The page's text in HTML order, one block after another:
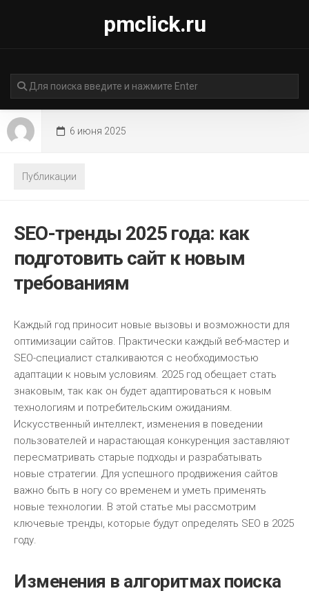
pmclick.ru
6 июня 2025
Публикации
SEO-тренды 2025 года: как
подготовить сайт к новым
требованиям
Каждый год приносит новые вызовы и возможности для
оптимизации сайтов. Практически каждый веб-мастер и
SEO-специалист сталкиваются с необходимостью
адаптации к новым условиям. 2025 год обещает стать
знаковым, так как он будет адаптироваться к новым
технологиям и потребительским ожиданиям.
Искусственный интеллект, изменения в поведении
пользователей и нарастающая конкуренция заставляют
пересматривать старые подходы и разрабатывать
новые стратегии. Для успешного продвижения сайтов
важно быть в ногу со временем и уметь применять
новые технологии. В этой статье мы рассмотрим
ключевые тренды, которые будут определять SEO в 2025
году.
Изменения в алгоритмах поиска